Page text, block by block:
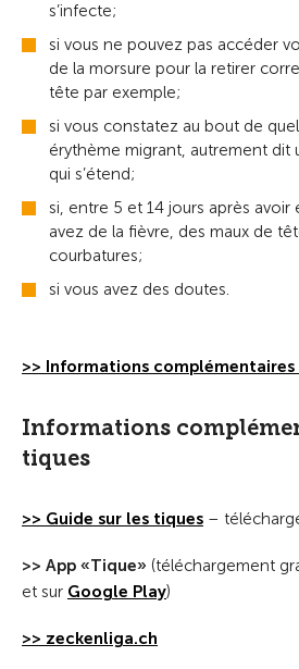
s’infecte;
si vous ne pouvez pas accéder
de la morsure pour la retirer
tête par exemple;
si vous constatez au bout de
érythème migrant, autrement dit
qui s’étend;
si, entre 5 et 14 jours après avoir
avez de la fièvre, des maux de
courbatures;
si vous avez des doutes.
>> Informations complémentaires
Informations
tiques
>> Guide sur les tiques –
>> App «Tique» (téléchargement
et sur Google Play)
>> zeckenliga.ch